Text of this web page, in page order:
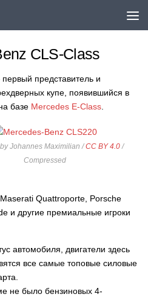
CLS-Class
представитель и
купе, появившийся в
базе Mercedes E-Class
Johannes Maximilian /CC BY 4.0/
Compressed
Quattroporte, Porsche
и другие премиальные игроки
автомобиля, двигатели здесь
все самые топовые силовые
не было бензиновых 4-